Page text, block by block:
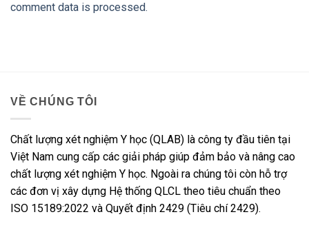
comment data is processed.
VỀ CHÚNG TÔI
Chất lượng xét nghiệm Y học (QLAB) là công ty đầu tiên tại
Việt Nam cung cấp các giải pháp giúp đảm bảo và nâng cao
chất lượng xét nghiệm Y học. Ngoài ra chúng tôi còn hỗ trợ
các đơn vị xây dựng Hệ thống QLCL theo tiêu chuẩn theo
ISO 15189:2022 và Quyết định 2429 (Tiêu chí 2429).